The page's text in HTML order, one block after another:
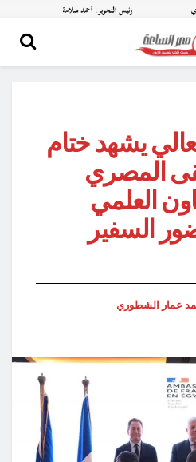
يشهد ختام
المصري
العلمي
السفير
عمار الشطوري